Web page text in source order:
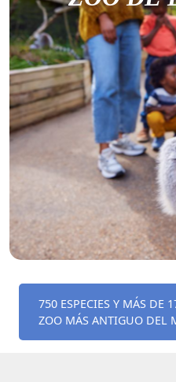
750 ESPECIES Y MÁS DE
ZOO MÁS ANTIGUO DEL